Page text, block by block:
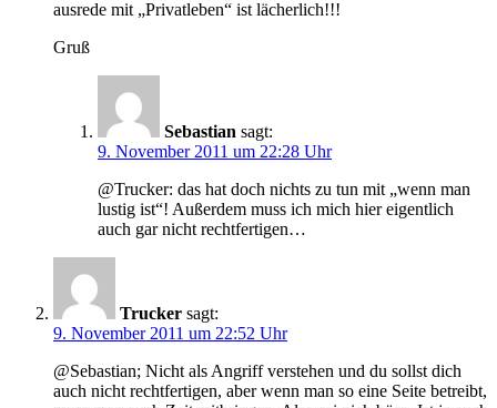
ausrede mit „Privatleben“ ist lächerlich!!!
Gruß
Sebastian sagt:
9. November 2011 um 22:28 Uhr
@Trucker: das hat doch nichts zu tun mit „wenn man
lustig ist“! Außerdem muss ich mich hier eigentlich
auch gar nicht rechtfertigen…
Trucker sagt:
9. November 2011 um 22:52 Uhr
@Sebastian; Nicht als Angriff verstehen und du sollst dich
auch nicht rechtfertigen, aber wenn man so eine Seite betreibt,